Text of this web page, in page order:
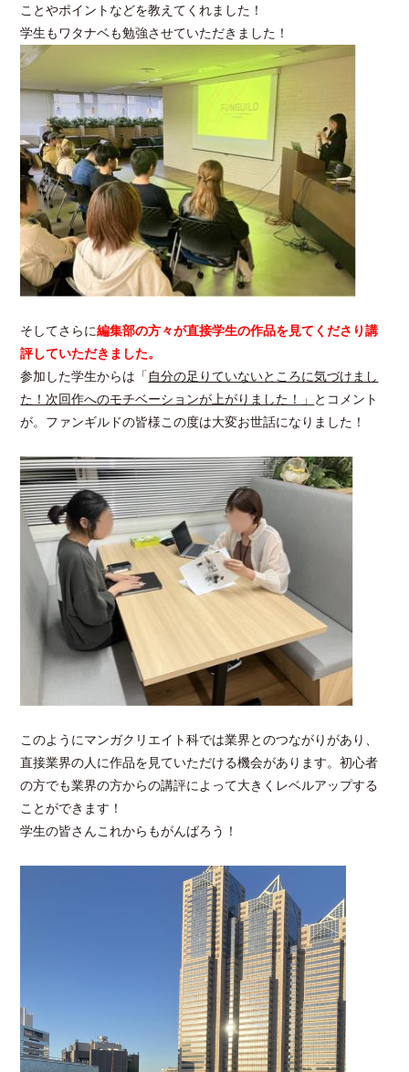
ことやポイントなどを教えてくれました！
学生もワタナベも勉強させていただきました！
そしてさらに編集部の方々が直接学生の作品を見てくださり講
評していただきました。
参加した学生からは「自分の足りていないところに気づけまし
た！次回作へのモチベーションが上がりました！」
とコメント
が。ファンギルドの皆様この度は大変お世話になりました！
このようにマンガクリエイト科では業界とのつながりがあり、
直接業界の人に作品を見ていただける機会があります。初心者
の方でも業界の方からの講評によって大きくレベルアップする
ことができます！
学生の皆さんこれからもがんばろう！